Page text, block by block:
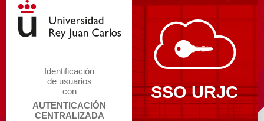
Identificación
de usuarios
con
AUTENTICACIÓN
CENTRALIZADA
SSO URJC